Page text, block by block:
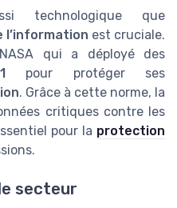
technologique que
l’information est cruciale.
qui a déployé des
pour protéger ses
. Grâce à cette norme, la
critiques contre les
pour la protection
secteur